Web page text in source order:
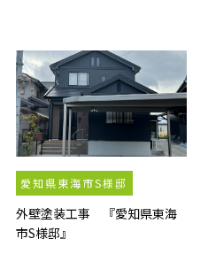
愛知県東海市S様邸
外壁塗装工事 『愛知県東海
市S様邸』